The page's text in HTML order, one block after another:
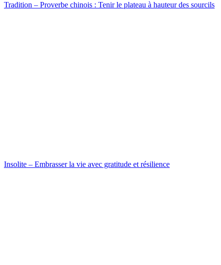
Tradition – Proverbe chinois : Tenir le plateau à hauteur des sourcils
Insolite – Embrasser la vie avec gratitude et résilience